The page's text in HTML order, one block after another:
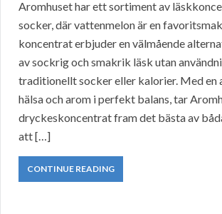
Aromhuset har ett sortiment av
socker, där vattenmelon är en
koncentrat erbjuder en välmående
av sockrig och smakrik läsk utan
traditionellt socker eller kalorier. Med en
hälsa och arom i perfekt balans, tar
dryckeskoncentrat fram det bästa av
att […]
CONTINUE READING